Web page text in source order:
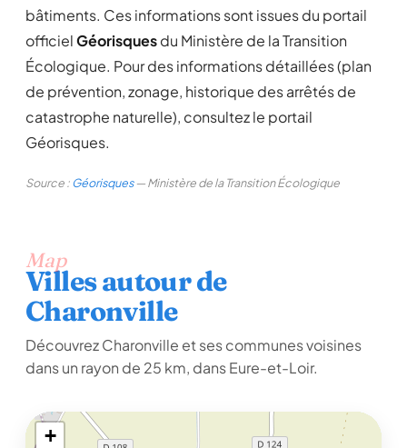
bâtiments. Ces informations sont issues du portail
officielGéorisquesdu Ministère de la Transition
Écologique. Pour des informations détaillées (plan
de prévention, zonage, historique des arrêtés de
catastrophe naturelle), consultez le portail
Géorisques.
Source :Géorisques— Ministère de la Transition Écologique
Map
Villes autour de
Charonville
Découvrez Charonville et ses communes voisines
dans un rayon de 25 km, dans Eure-et-Loir.
+